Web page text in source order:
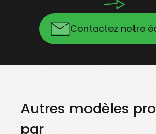
Contactez notre
Autres modèles
par